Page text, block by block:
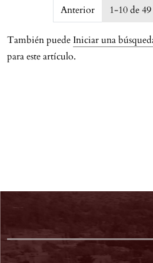
Anterior 1-10 de 49
También puede Iniciar una
para este artículo.